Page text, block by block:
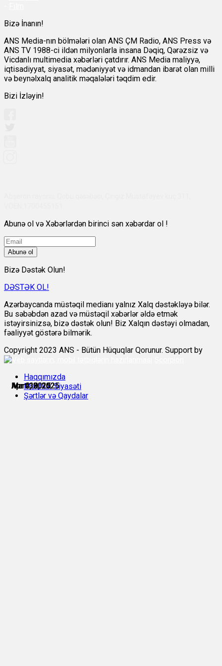
Mart 18, 2025
Mart 19, 2025
Mart 30, 2025
Apr 1, 2025
Apr 2, 2025
Apr 4, 2025
Bizə İnanın!
ANS Media-nın bölmələri olan ANS ÇM Radio, ANS Press və
ANS TV 1988-ci ildən milyonlarla insana Dəqiq, Qərəzsiz və
Vicdanlı multimedia xəbərləri çatdırır. ANS Media maliyyə,
iqtisadiyyat, siyasət, mədəniyyət və idmandan ibarət olan milli
və beynəlxalq analitik məqalələri təqdim edir.
Bizi İzləyin!
Abunə ol və Xəbərlərdən birinci sən xəbərdar ol !
Abunə ol
Bizə Dəstək Olun!
DƏSTƏK OL!
Azərbaycanda müstəqil medianı yalnız Xalq dəstəkləyə bilər.
Bu səbəbdən azad və müstəqil xəbərlər əldə etmək
istəyirsinizsə, bizə dəstək olun! Biz Xalqın dəstəyi olmadan,
fəaliyyət göstərə bilmərik.
Copyright 2023 ANS - Bütün Hüquqlar Qorunur. Support by
Haqqımızda
Məxfilik Siyasəti
Şərtlər və Qaydalar